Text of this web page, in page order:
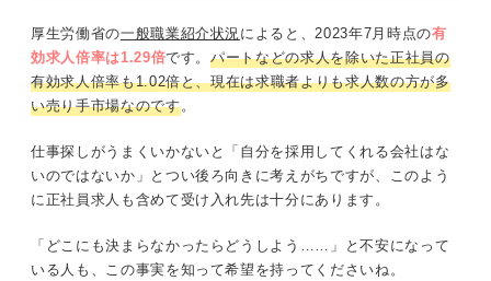
厚生労働省の一般職業紹介状況によると、2023年7月時点の有
効求人倍率は1.29倍です。パートなどの求人を除いた正社員の
有効求人倍率も1.02倍と、現在は求職者よりも求人数の方が多
い売り手市場なのです。
仕事探しがうまくいかないと「自分を採用してくれる会社はな
いのではないか」とつい後ろ向きに考えがちですが、このよう
に正社員求人も含めて受け入れ先は十分にあります。
「どこにも決まらなかったらどうしよう……」と不安になって
いる人も、この事実を知って希望を持ってくださいね。